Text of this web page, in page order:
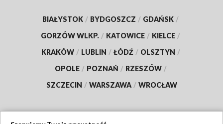
BIAŁYSTOK / BYDGOSZCZ / GDAŃSK /
GORZÓW WLKP. / KATOWICE / KIELCE /
KRAKÓW / LUBLIN / ŁÓDŹ / OLSZTYN /
OPOLE / POZNAŃ / RZESZÓW /
SZCZECIN / WARSZAWA / WROCŁAW